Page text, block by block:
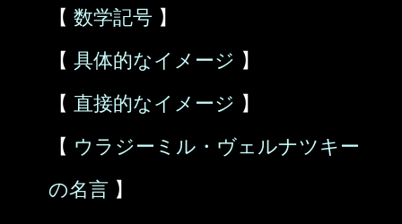
【 数学記号 】
【 具体的なイメージ 】
【 直接的なイメージ 】
【 ウラジーミル・ヴェルナツキー
の名言 】